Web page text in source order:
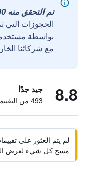
تم التحقق منه 100%
الحجوزات التي
مع شركائنا
8.8 جيد جدًا
493 من التقييمات تم التحقق منها
لم يتم العثور على
مسح كل شيء لعرض